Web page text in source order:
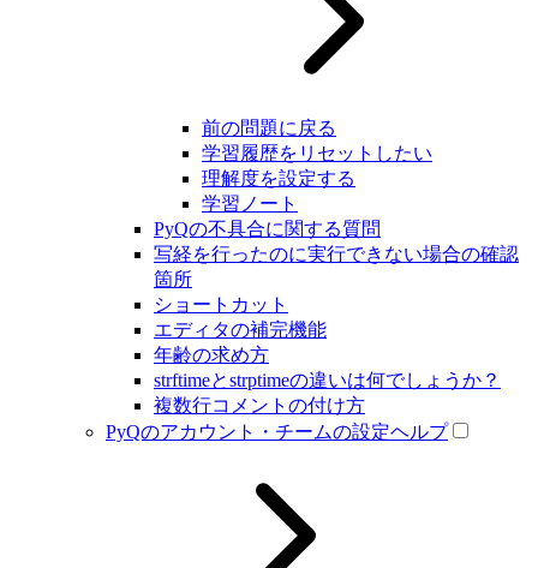
前の問題に戻る
学習履歴をリセットしたい
理解度を設定する
学習ノート
PyQの不具合に関する質問
写経を行ったのに実行できない場合の確認
箇所
ショートカット
エディタの補完機能
年齢の求め方
strftimeとstrptimeの違いは何でしょうか？
複数行コメントの付け方
PyQのアカウント・チームの設定ヘルプ